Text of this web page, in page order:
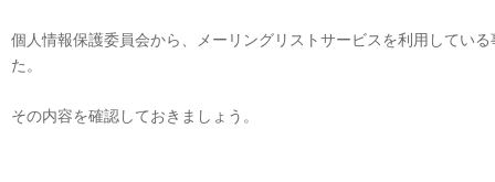
個人情報保護委員会から、メーリングリストサービスを利用してい
た。
その内容を確認しておきましょう。